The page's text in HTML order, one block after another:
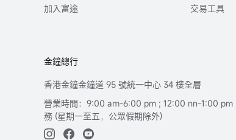
加入富途
交易工具
金鐘總行
香港金鐘金鐘道 95 號統一中心 34 樓全層
營業時間：9:00 am-6:00 pm ; 12:00 nn-1:00 pm
務 (星期一至五，公眾假期除外)